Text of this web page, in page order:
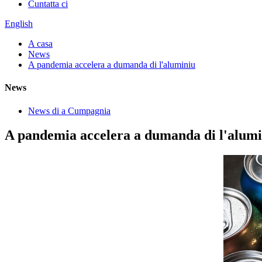
Cuntatta ci
English
A casa
News
A pandemia accelera a dumanda di l'aluminiu
News
News di a Cumpagnia
A pandemia accelera a dumanda di